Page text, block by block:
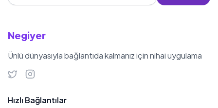
Negiyer
Ünlü dünyasıyla bağlantıda kalmanız için nihai uygulama
Hızlı Bağlantılar